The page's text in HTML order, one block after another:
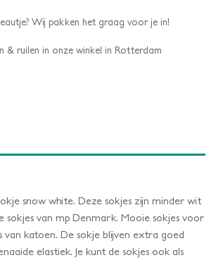
Wij pakken het graag voor je in!
& ruilen in onze winkel in Rotterdam
snow white. Deze sokjes zijn minder wit
sokjes van mp Denmark. Mooie sokjes voor
van katoen. De sokje blijven extra goed
elastiek. Je kunt de sokjes ook als